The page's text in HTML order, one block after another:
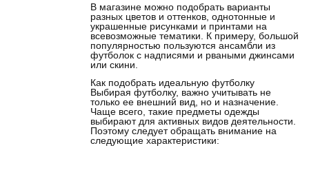
В магазине можно подобрать варианты
разных цветов и оттенков, однотонные и
украшенные рисунками и принтами на
всевозможные тематики. К примеру, большой
популярностью пользуются ансамбли из
футболок с надписями и рваными джинсами
или скини.
Как подобрать идеальную футболку
Выбирая футболку, важно учитывать не
только ее внешний вид, но и назначение.
Чаще всего, такие предметы одежды
выбирают для активных видов деятельности.
Поэтому следует обращать внимание на
следующие характеристики: